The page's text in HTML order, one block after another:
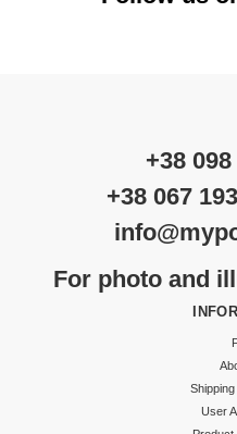
+38
+38 067
For photo and
User